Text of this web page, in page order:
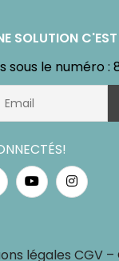
SOLUTION
sous le numéro :
légales CGV –